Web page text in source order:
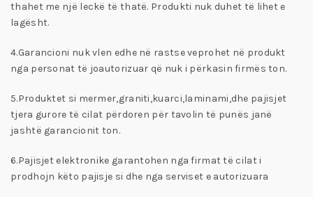
thahet me një leckë të thatë. Produkti nuk duhet të lihet e
lagësht.
4.Garancioni nuk vlen edhe në rastse veprohet në produkt
nga personat të joautorizuar që nuk i përkasin firmës ton.
5.Produktet si mermer,graniti,kuarci,laminami,dhe pajisjet
tjera gurore të cilat përdoren për tavolin të punës janë
jashtë garancionit ton.
6.Pajisjet elektronike garantohen nga firmat të cilat i
prodhojn këto pajisje si dhe nga serviset e autorizuara